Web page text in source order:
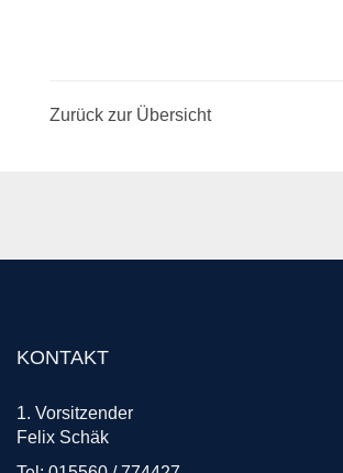
Zurück zur Übersicht
KONTAKT
1. Vorsitzender
Felix Schäk